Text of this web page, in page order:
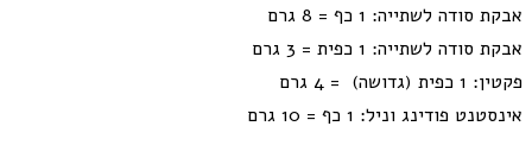
אבקת סודה לשתייה: 1 כף = 8 גרם
אבקת סודה לשתייה: 1 כפית = 3 גרם
פקטין: 1 כפית (גדושה) = 4 גרם
אינסטנט פודינג וניל: 1 כף = 10 גרם